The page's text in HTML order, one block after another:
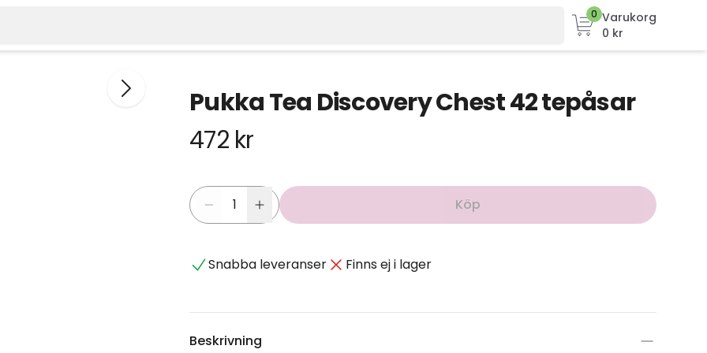
0 Varukorg
0 kr
Pukka Tea Discovery Chest 42 tepåsar
472 kr
Köp
Snabba leveranser Finns ej i lager
Beskrivning